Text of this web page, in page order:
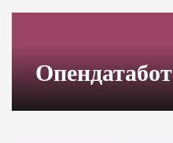
Опендатабот